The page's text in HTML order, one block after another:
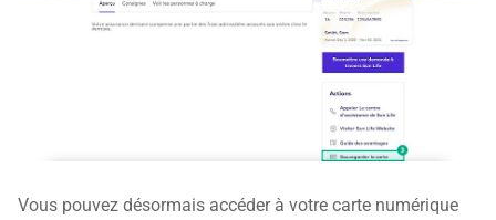
Vous pouvez désormais accéder à votre carte numérique